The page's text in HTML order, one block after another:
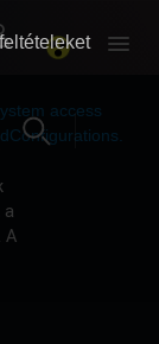
RÓLUNK
RÓLUNK
access
A